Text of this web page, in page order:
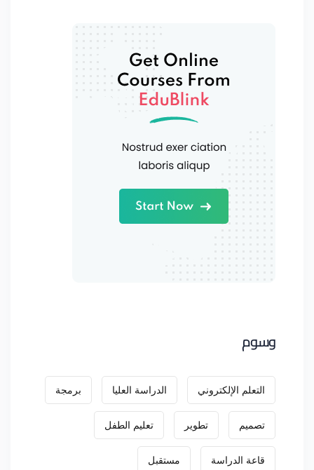
وسوم
التعلم الإلكتروني الدراسة العليا برمجة
تصميم تطوير تعليم الطفل
قاعة الدراسة مستقبل